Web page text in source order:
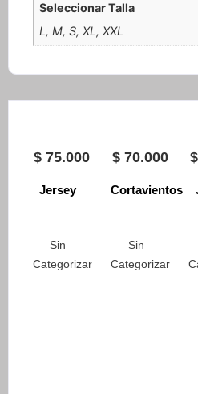
Seleccionar Talla
L, M, S, XL, XXL
$ 75.000
Jersey
Sin
Categorizar
$70.000
Cortavientos
Sin
Categorizar
$